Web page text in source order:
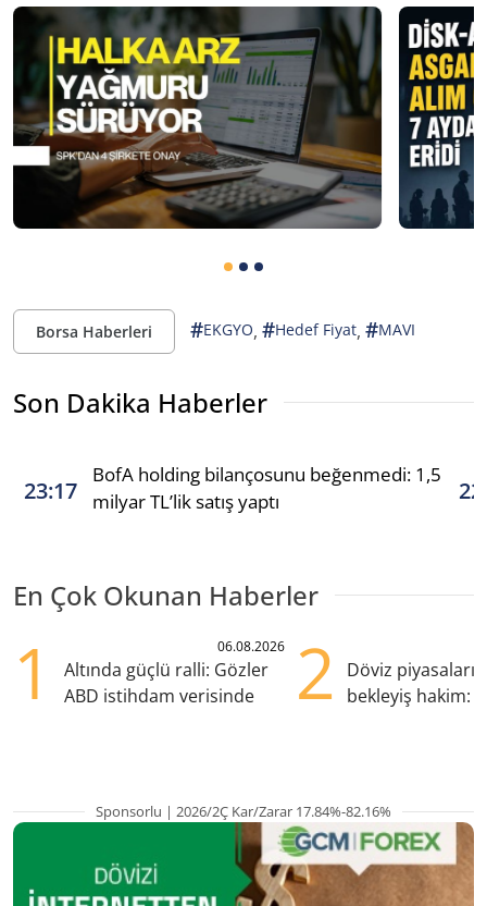
Borsa Haberleri #EKGYO, #Hedef Fiyat, #MAVI
Son Dakika Haberler
23:17
BofA holding bilançosunu beğenmedi: 1,5
milyar TL’lik satış yaptı
En Çok Okunan Haberler
1 06.08.2026
Altında güçlü ralli: Gözler
ABD istihdam verisinde
2
Döviz
bekleyiş hakim:
Sponsorlu | 2026/2Ç Kar/Zarar 17.84%-82.16%